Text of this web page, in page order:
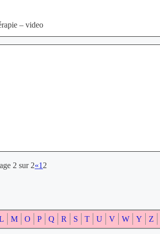
– video
2 sur 2«1 2
M O P Q R S T U V W Y Z